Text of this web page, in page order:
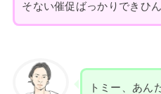
そない催促ばっかりできひん
トミー、あん